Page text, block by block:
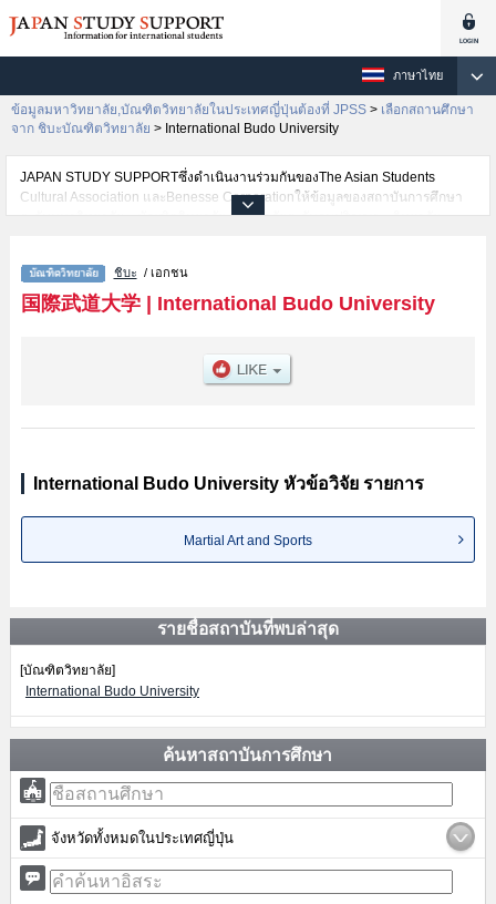
ภาษาไทย
ข้อมูลมหาวิทยาลัย,บัณฑิตวิทยาลัยในประเทศญี่ปุ่นต้องที่ JPSS > เลือกสถานศึกษา
จาก ชิบะบัณฑิตวิทยาลัย > International Budo University
JAPAN STUDY SUPPORTซึ่งดำเนินงานร่วมกันของThe Asian Students
Cultural Association และBenesse Corporationให้ข้อมูลของสถาบันการศึกษา
ระดับมหาวิทยาลัย・บัณฑิตวิทยาลัย・วิทยาลัยระดับอนุปริญญา・วิทยาลัย
นักศึกษาต่างชาติเช่นMartial Art and Sports เป็นต้น,ข้อมูลของแต่ละสาขา
วิจัย,ข้อมูลการสอบคัดเลือกเข้าศึกษาเช่นจำนวนคนที่รับสมัครหรือจำนวนคนที่
ผ่านการสอบคัดเลือกเป็นต้น,แนะนำสถานที่,การเดินทางเป็นต้นไว้ด้วยดังนั้นขอ
ชิบะ / เอกชน
国際武道大学| International Budo University
International Budo University หัวข้อวิจัย รายการ
Martial Art and Sports
รายชื่อสถาบันที่พบล่าสุด
[บัณฑิตวิทยาลัย]
International Budo University
ค้นหาสถาบันการศึกษา
จังหวัดทั้งหมดในประเทศญี่ปุ่น